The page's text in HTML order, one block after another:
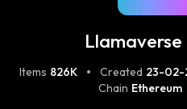
Llamaverse
Items 826K Created 23-02-
Chain Ethereum